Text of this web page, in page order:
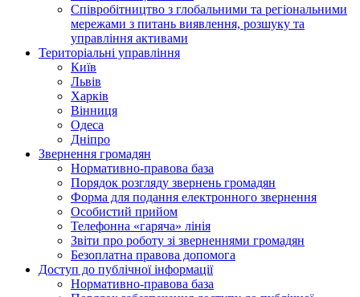
Співробітництво з глобальними та регіональними
мережами з питань виявлення, розшуку та
управління активами
Територіальні управління
Київ
Львів
Харків
Вінниця
Одеса
Дніпро
Звернення громадян
Нормативно-правова база
Порядок розгляду звернень громадян
Форма для подання електронного звернення
Особистий прийом
Телефонна «гаряча» лінія
Звіти про роботу зі зверненнями громадян
Безоплатна правова допомога
Доступ до публічної інформації
Нормативно-правова база